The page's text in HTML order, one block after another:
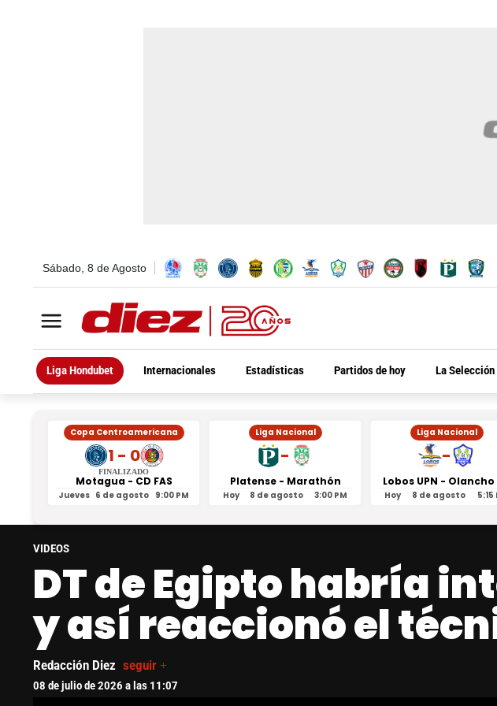
Sábado, 8 de Agosto
Liga Hondubet Internacionales Estadísticas Partidos de hoy La Selección
Copa Centroamericana
1 - 0
FINALIZADO
Motagua - CD FAS
Jueves 6 de agosto 9:00 PM
Liga Nacional
-
Platense - Marathón
Hoy 8 de agosto 3:00 PM
Liga Nacional
-
Lobos UPN - Olancho
Hoy 8 de agosto 5:15
VIDEOS
DT de Egipto habría
y así reaccionó el
Redacción Diez seguir +
08 de julio de 2026 a las 11:07